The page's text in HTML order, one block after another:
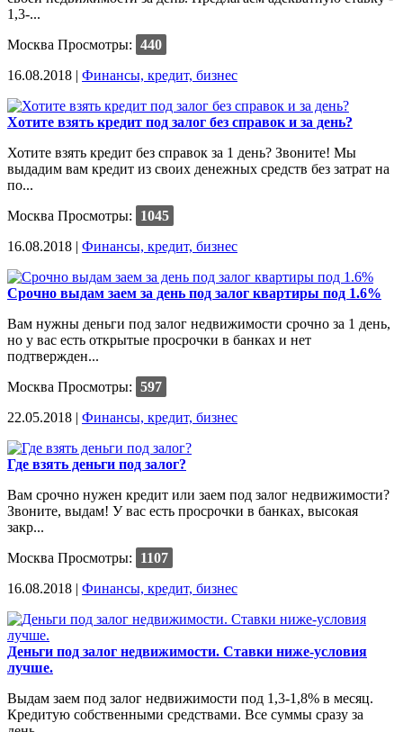
1,3-...
Москва Просмотры: 440
16.08.2018 | Финансы, кредит, бизнес
Хотите взять кредит под залог без справок и за день?
Хотите взять кредит без справок за 1 день? Звоните! Мы
выдадим вам кредит из своих денежных средств без затрат на
по...
Москва Просмотры:
1045
16.08.2018 | Финансы, кредит, бизнес
Срочно выдам заем за день под залог квартиры под 1.6%
Вам нужны деньги под залог недвижимости срочно за 1 день,
но у вас есть открытые просрочки в банках и нет
подтвержден...
Москва Просмотры: 597
22.05.2018 | Финансы, кредит, бизнес
Где взять деньги под залог?
Вам срочно нужен кредит или заем под залог недвижимости?
Звоните, выдам! У вас есть просрочки в банках, высокая
закр...
Москва Просмотры:
1107
16.08.2018 | Финансы, кредит, бизнес
Деньги под залог недвижимости. Ставки ниже-условия
лучше.
Выдам заем под залог недвижимости под 1,3-1,8% в месяц.
Кредитую собственными средствами. Все суммы сразу за